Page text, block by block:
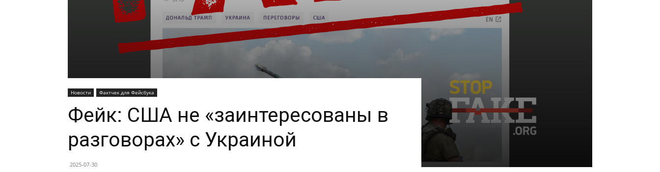
Новости Фактчек для Фейсбука
Фейк: США не «заинтересованы в
разговорах» с Украиной
2025-07-30